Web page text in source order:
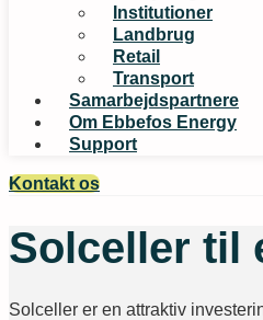
Institutioner
Landbrug
Retail
Transport
Samarbejdspartnere
Om Ebbefos Energy
Support
Kontakt os
Solceller til
Solceller er en attraktiv